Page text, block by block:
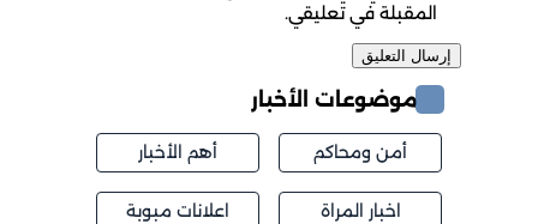
المقبلة في تعليقي.
موضوعات الأخبار
أمن ومحاكم أهم الأخبار
اخبار المراة اعلانات مبوبة